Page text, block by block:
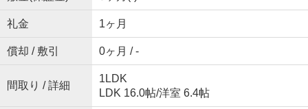
礼金 1ヶ月
償却 / 敷引 0ヶ月 / -
間取り / 詳細
1LDK
LDK 16.0帖/洋室 6.4帖